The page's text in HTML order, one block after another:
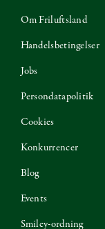
Om Friluftsland
Handelsbetingelser
Jobs
Persondatapolitik
Cookies
Konkurrencer
Blog
Events
Smiley-ordning